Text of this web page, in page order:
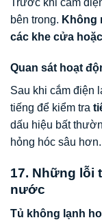
bên trong. Không
các khe cửa
Quan sát hoạt
Sau khi cắm điện
tiếng để kiểm tra
dấu hiệu bất
hỏng hóc sâu hơn.
17. Những lỗi
nước
Tủ không lạnh